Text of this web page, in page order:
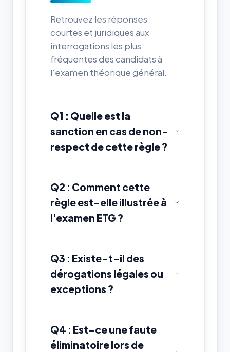
Retrouvez les réponses
courtes et juridiques aux
interrogations les plus
fréquentes des candidats à
l'examen théorique général.
Q1 : Quelle est la
sanction en cas de non-
respect de cette règle ?
Q2 : Comment cette
règle est-elle illustrée à
l'examen ETG ?
Q3 : Existe-t-il des
dérogations légales ou
exceptions ?
Q4 : Est-ce une faute
éliminatoire lors de